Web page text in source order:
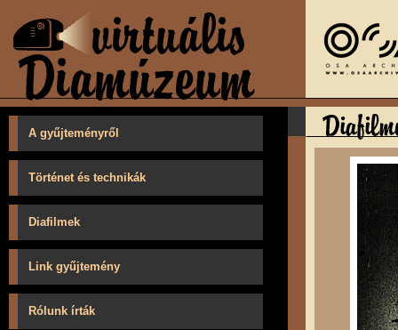
A gyűjteményről
Történet és technikák
Diafilmek
Link gyűjtemény
Rólunk írták